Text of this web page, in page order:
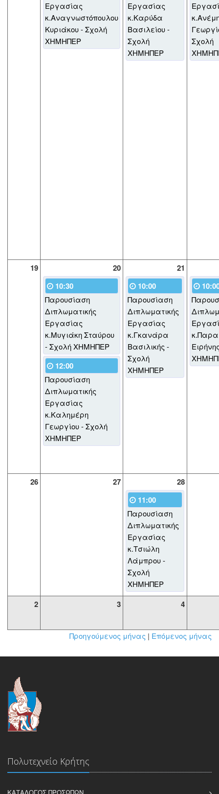
Εργασίας
κ.Αναγνωστόπουλου
Κυριάκου - Σχολή
ΧΗΜΗΠΕΡ
Εργασίας
κ.Καρύδα
Βασιλείου -
Σχολή
ΧΗΜΗΠΕΡ
Σχολή
19 20
21
10:30
Παρουσίαση
Διπλωματικής
Εργασίας
κ.Μυγιάκη Σταύρου
- Σχολή ΧΗΜΗΠΕΡ
12:00
Παρουσίαση
Διπλωματικής
Εργασίας
κ.Καλημέρη
Γεωργίου - Σχολή
ΧΗΜΗΠΕΡ
10:00
Παρουσίαση
Διπλωματικής
Εργασίας
κ.Γκανάρα
Βασιλικής -
Σχολή
ΧΗΜΗΠΕΡ
26 27
28
11:00
Παρουσίαση
Διπλωματικής
Εργασίας
κ.Τσιώλη
Λάμπρου -
Σχολή
ΧΗΜΗΠΕΡ
2 3 4
Προηγούμενος μήνας | Επόμενος μήνας
Πολυτεχνείο Κρήτης